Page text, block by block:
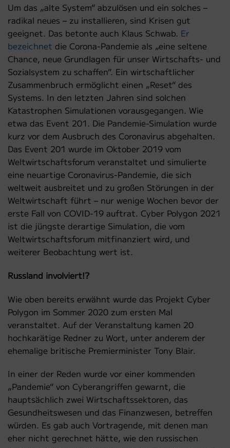
Um das „alte System“ abzulösen und ein solches –
radikal neues – zu installieren, sind Krisen gut
geeignet. Das betonte auch Klaus Schwab. Er
bezeichnet die Corona-Pandemie als „eine seltene
Chance, neue Grundlagen für unser Wirtschafts- und
Sozialsystem zu schaffen“. Ein wirtschaftlicher
Zusammenbruch ermöglicht einen „Reset“ des
Systems. In den letzten Jahren sind solchen
Katastrophen Simulationen vorausgegangen. Wie
etwa das Event 201. Die Pandemie-Simulation wurde
kurz vor dem Ausbruch des Coronavirus abgehalten.
Das Event 201 wurde im Oktober 2019 vom
Weltwirtschaftsforum veranstaltet und simulierte
eine neuartige Coronavirus-Pandemie, die sich
weltweit ausbreitet und zu großen Störungen in der
Weltwirtschaft führt – nur wenige Wochen bevor der
erste Fall von COVID-19 auftrat. Cyber Polygon 2021
ist die jüngste derartige Simulation, die vom
Weltwirtschaftsforum mitfinanziert wird, und
weiterer Beobachtung wert ist.
Russland involviert!?
Wie oben bereits erwähnt wurde das Projekt Cyber
Polygon im Sommer 2020 zum ersten Mal
veranstaltet. Auf der Veranstaltung kamen 20
hochkarätige Redner zu Wort, unter anderem der
ehemalige britische Premierminister Tony Blair.
In einer der Reden wurde vor einer kommenden
„Pandemie“ von Cyberangriffen gewarnt, die
hauptsächlich zwei Wirtschaftssektoren, das
Gesundheitswesen und das Finanzwesen, betreffen
würden. Es gab auch Vortragende, mit denen man
eher nicht gerechnet hätte, wie den russischen